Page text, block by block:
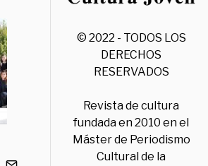
© 2022 - TODOS LOS
DERECHOS
RESERVADOS
Revista de cultura
fundada en 2010 en el
Máster de Periodismo
Cultural de la